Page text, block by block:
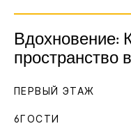
Вдохновение:
пространство
ПЕРВЫЙ ЭТАЖ
6ГОСТИ